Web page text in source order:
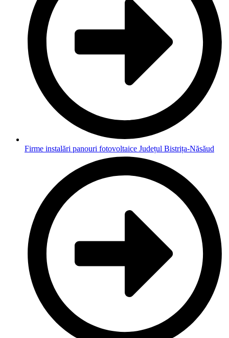
Firme instalări panouri fotovoltaice Județul Bistrița-Năsăud